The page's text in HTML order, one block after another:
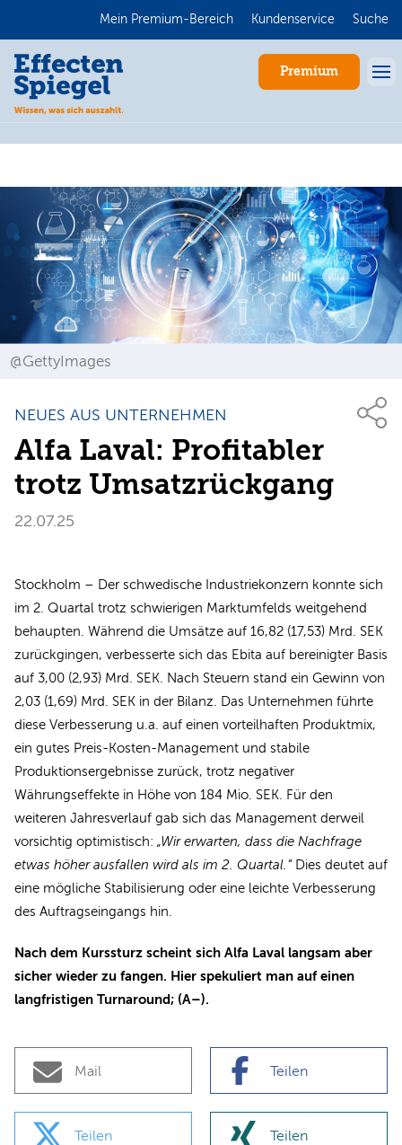
Mein Premium-Bereich Kundenservice Suche
Premium
@GettyImages
NEUES AUS UNTERNEHMEN
Alfa Laval: Profitabler
trotz Umsatzrückgang
22.07.25
Stockholm – Der schwedische Industriekonzern konnte sich
im 2. Quartal trotz schwierigen Marktumfelds weitgehend
behaupten. Während die Umsätze auf 16,82 (17,53) Mrd. SEK
zurückgingen, verbesserte sich das Ebita auf bereinigter Basis
auf 3,00 (2,93) Mrd. SEK. Nach Steuern stand ein Gewinn von
2,03 (1,69) Mrd. SEK in der Bilanz. Das Unternehmen führte
diese Verbesserung u.a. auf einen vorteilhaften Produktmix,
ein gutes Preis-Kosten-Management und stabile
Produktionsergebnisse zurück, trotz negativer
Währungseffekte in Höhe von 184 Mio. SEK. Für den
weiteren Jahresverlauf gab sich das Management derweil
vorsichtig optimistisch: „Wir erwarten, dass die Nachfrage
etwas höher ausfallen wird als im 2. Quartal.“ Dies deutet auf
eine mögliche Stabilisierung oder eine leichte Verbesserung
des Auftragseingangs hin.
Nach dem Kurssturz scheint sich Alfa Laval langsam aber
sicher wieder zu fangen. Hier spekuliert man auf einen
langfristigen Turnaround; (A–).
Mail Teilen
Teilen Teilen
Anmelden